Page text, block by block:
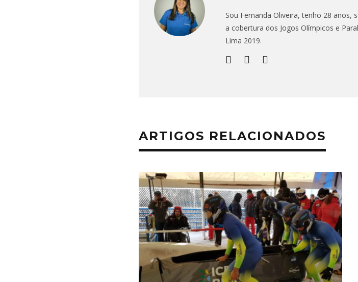
Sou Fernanda Oliveira, tenho 28 anos,
a cobertura dos Jogos Olímpicos e
Lima 2019.
ARTIGOS RELACIONADOS